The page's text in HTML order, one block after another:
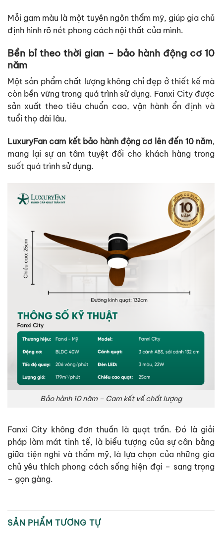
Mỗi gam màu là một tuyên ngôn thẩm mỹ, giúp gia chủ
định hình rõ nét phong cách nội thất của mình.
Bền bỉ theo thời gian – bảo hành động cơ 10
năm
Một sản phẩm chất lượng không chỉ đẹp ở thiết kế mà
còn bền vững trong quá trình sử dụng. Fanxi City được
sản xuất theo tiêu chuẩn cao, vận hành ổn định và
tuổi thọ dài lâu.
LuxuryFan cam kết bảo hành động cơ lên đến 10 năm,
mang lại sự an tâm tuyệt đối cho khách hàng trong
suốt quá trình sử dụng.
Bảo hành 10 năm – Cam kết về chất lượng
Fanxi City không đơn thuần là quạt trần.Đó là giải
pháp làm mát tinh tế, là biểu tượng của sự cân bằng
giữa tiện nghi và thẩm mỹ, là lựa chọn của những gia
chủ yêu thích phong cách sống hiện đại – sang trọng
– gọn gàng.
SẢN PHẨM TƯƠNG TỰ